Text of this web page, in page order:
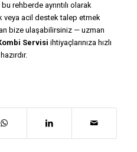
rehberde ayrıntılı olarak
veya acil destek talep etmek
bize ulaşabilirsiniz — uzman
Servisi ihtiyaçlarınıza hızlı